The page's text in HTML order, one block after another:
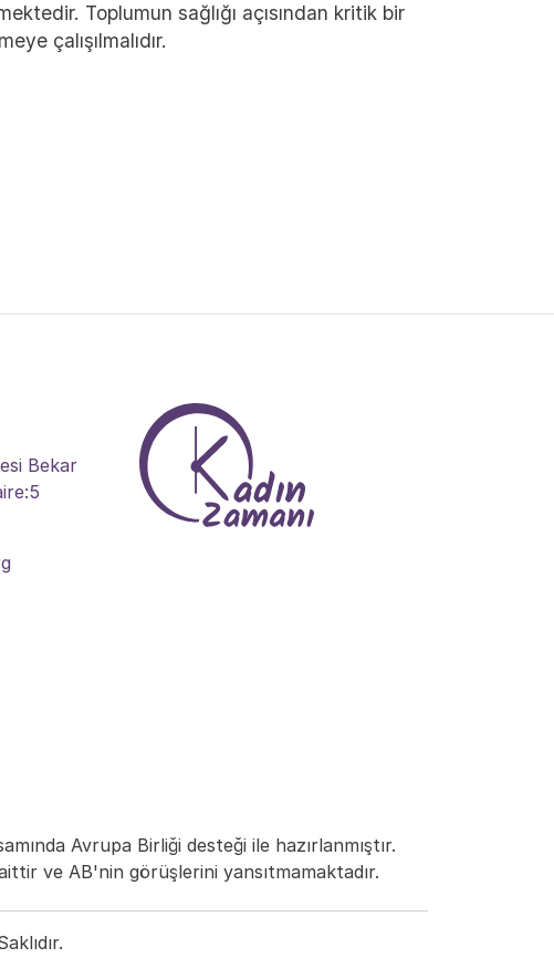
Toplumun sağlığı açısından kritik bir
çalışılmalıdır.
Bekar
Avrupa Birliği desteği ile hazırlanmıştır.
ve AB'nin görüşlerini yansıtmamaktadır.